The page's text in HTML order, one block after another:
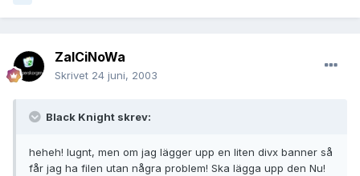
ZalCiNoWa
Skrivet 24 juni, 2003
Black Knight skrev:
heheh! lugnt, men om jag lägger upp en liten divx banner så
får jag ha filen utan några problem! Ska lägga upp den Nu!